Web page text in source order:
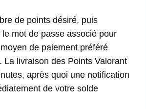
de points désiré, puis
mot de passe associé pour
de paiement préféré
livraison des Points Valorant
après quoi une notification
de votre solde